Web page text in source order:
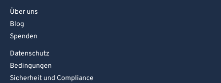
Über uns
Blog
Spenden
Datenschutz
Bedingungen
Sicherheit und Compliance